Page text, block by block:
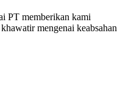
PT memberikan kami
mengenai keabsahan